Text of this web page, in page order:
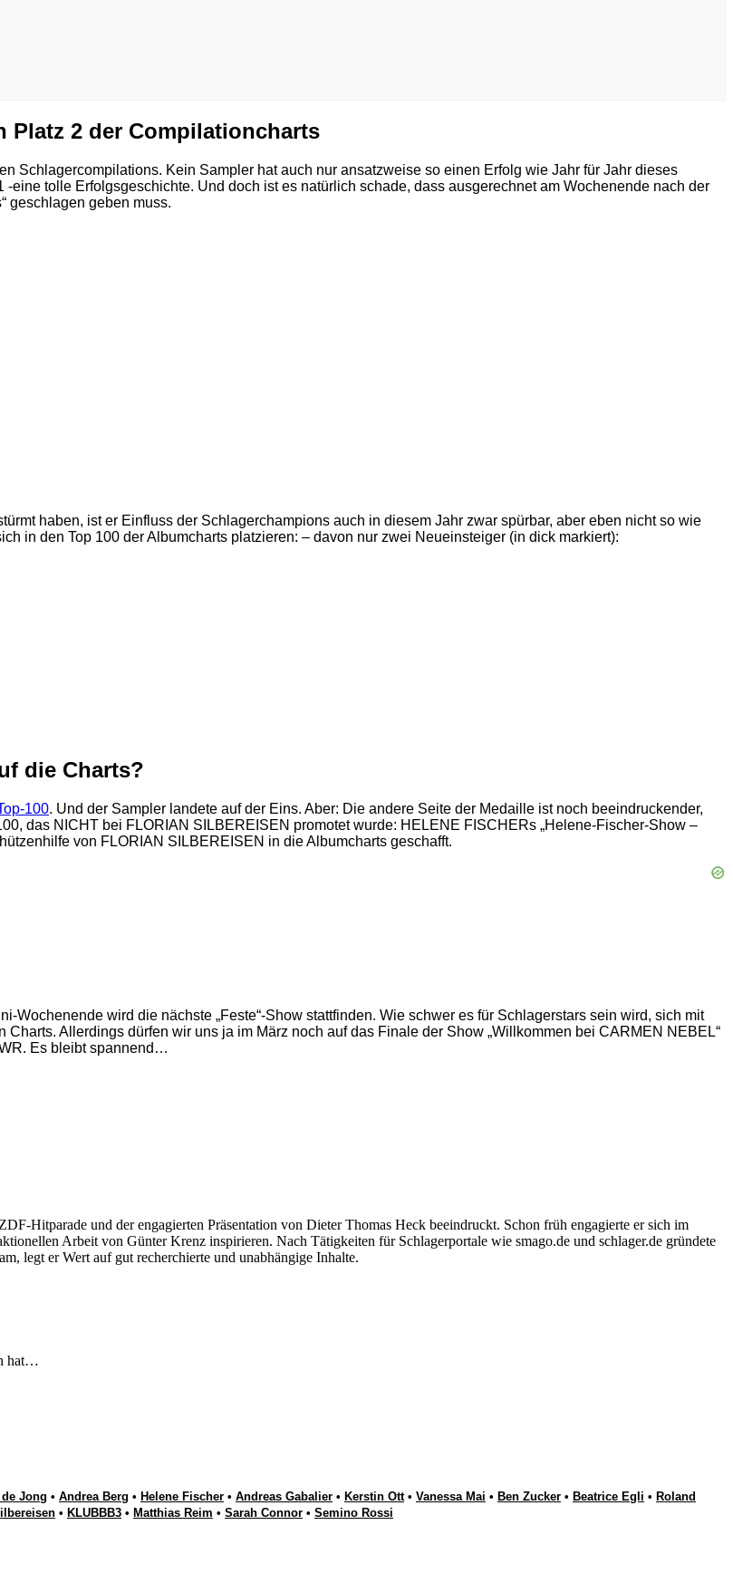
Platz 2 der Compilationcharts
Schlagercompilations. Kein Sampler hat auch nur ansatzweise so einen Erfolg wie Jahr für Jahr dieses
eine tolle Erfolgsgeschichte. Und doch ist es natürlich schade, dass ausgerechnet am Wochenende nach der
geschlagen geben muss.
haben, ist er Einfluss der Schlagerchampions auch in diesem Jahr zwar spürbar, aber eben nicht so wie
in den Top 100 der Albumcharts platzieren: – davon nur zwei Neueinsteiger (in dick markiert):
die Charts?
100. Und der Sampler landete auf der Eins. Aber: Die andere Seite der Medaille ist noch beeindruckender,
das NICHT bei FLORIAN SILBEREISEN promotet wurde: HELENE FISCHERs „Helene-Fischer-Show –
von FLORIAN SILBEREISEN in die Albumcharts geschafft.
Wochenende wird die nächste „Feste“-Show stattfinden. Wie schwer es für Schlagerstars sein wird, sich mit
Allerdings dürfen wir uns ja im März noch auf das Finale der Show „Willkommen bei CARMEN NEBEL“
Es bleibt spannend…
Hitparade und der engagierten Präsentation von Dieter Thomas Heck beeindruckt. Schon früh engagierte er sich im
Arbeit von Günter Krenz inspirieren. Nach Tätigkeiten für Schlagerportale wie smago.de und schlager.de gründete
legt er Wert auf gut recherchierte und unabhängige Inhalte.
hat…
Jong • Andrea Berg • Helene Fischer • Andreas Gabalier • Kerstin Ott• Vanessa Mai • Ben Zucker • Beatrice Egli • Roland
• KLUBBB3 • Matthias Reim • Sarah Connor • Semino Rossi